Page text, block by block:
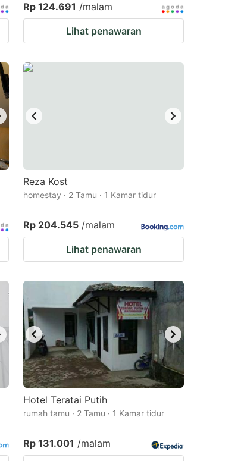
Rp 124.691 /malam
Lihat penawaran
Reza Kost
homestay · 2 Tamu · 1 Kamar tidur
Rp 204.545 /malam
Lihat penawaran
Hotel Teratai Putih
rumah tamu · 2 Tamu · 1 Kamar tidur
Rp 131.001 /malam